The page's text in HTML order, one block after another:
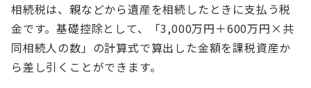
相続税は、親などから遺産を相続したときに支払う税
金です。基礎控除として、「3,000万円＋600万円×共
同相続人の数」の計算式で算出した金額を課税資産か
ら差し引くことができます。